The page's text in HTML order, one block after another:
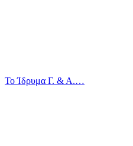
Το Ίδρυμα Γ. & Α.…